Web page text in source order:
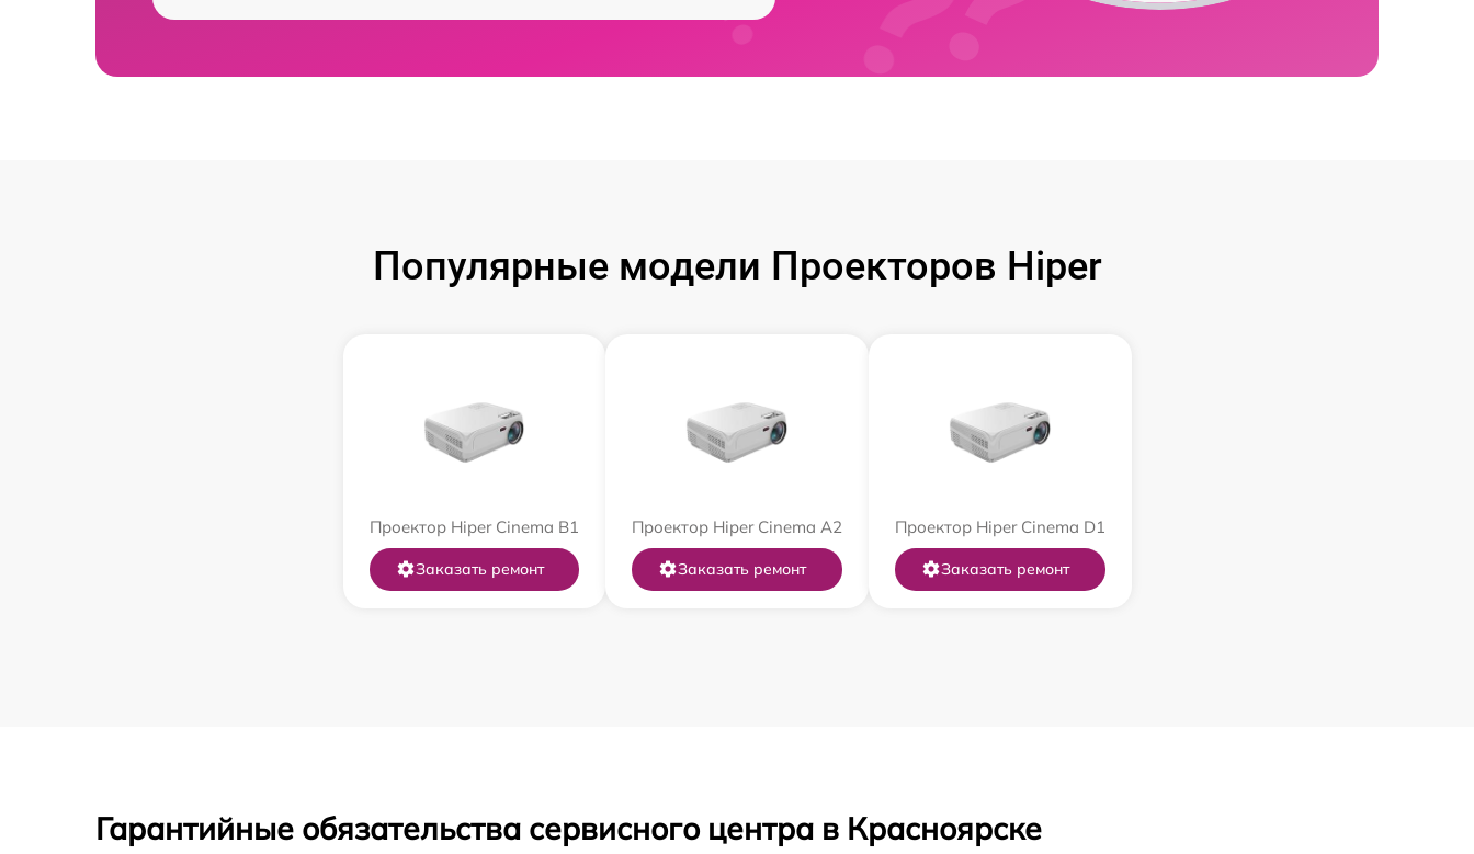
Популярные модели Проекторов Hiper
Проектор Hiper Cinema B1
Заказать ремонт
Проектор Hiper Cinema A2
Заказать ремонт
Проектор Hiper Cinema D1
Заказать ремонт
Гарантийные обязательства сервисного центра в Красноярске